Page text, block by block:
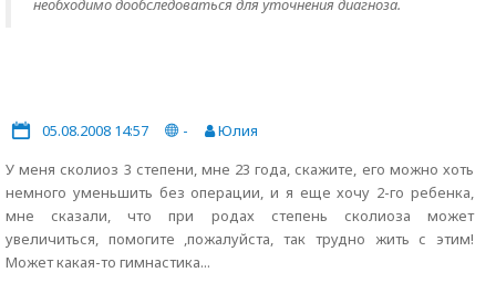
необходимо дообследоваться для уточнения диагноза.
05.08.2008 14:57 -
Юлия
У меня сколиоз 3 степени, мне 23 года, скажите, его можно хоть
немного уменьшить без операции, и я еще хочу 2-го ребенка,
мне сказали, что при родах степень сколиоза может
увеличиться, помогите ,пожалуйста, так трудно жить с этим!
Может какая-то гимнастика...